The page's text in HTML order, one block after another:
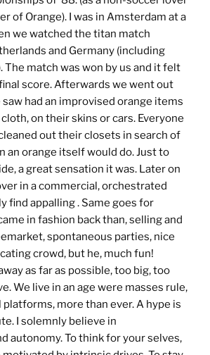
of Orange). I was in Amsterdam at a
we watched the titan match
and Germany (including
match was won by us and it felt
score. Afterwards we went out
had an improvised orange items
on their skins or cars. Everyone
out their closets in search of
an orange itself would do. Just to
a great sensation it was. Later on
in a commercial, orchestrated
find appalling . Same goes for
in fashion back than, selling and
spontaneous parties, nice
crowd, but he, much fun!
as far as possible, too big, too
We live in an age were masses rule,
platforms, more than ever. A hype is
I solemnly believe in
autonomy. To think for your selves,